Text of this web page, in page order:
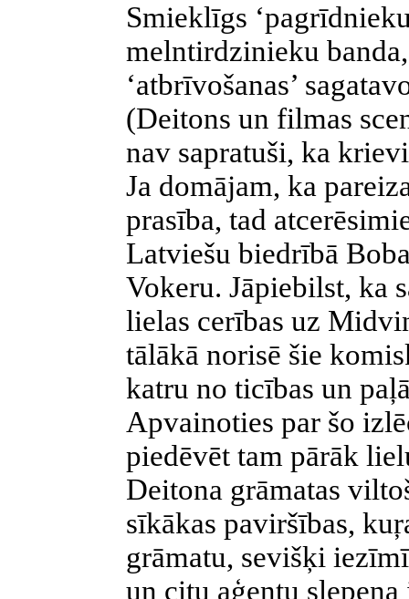
Smieklīgs
melntirdzinieku
‘atbrīvošanas’
(Deitons un filmas
nav sapratuši, ka
Ja domājam, ka
prasība, tad
Latviešu biedrībā
Vokeru. Jāpiebilst, ka
lielas cerības uz
tālākā norisē šie
katru no ticības un
Apvainoties par šo
piedēvēt tam pārāk
Deitona grāmatas
sīkākas paviršības,
grāmatu, sevišķi
un citu aģentu